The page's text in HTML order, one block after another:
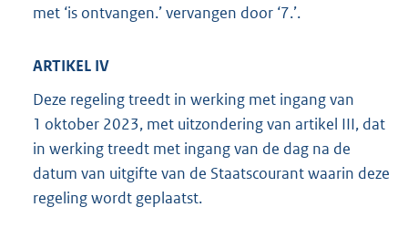
met ‘is ontvangen.’ vervangen door ‘7.’.
ARTIKEL IV
Deze regeling treedt in werking met ingang van
1 oktober 2023, met uitzondering van artikel III, dat
in werking treedt met ingang van de dag na de
datum van uitgifte van de Staatscourant waarin deze
regeling wordt geplaatst.